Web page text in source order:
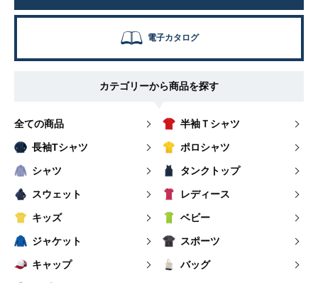
電子カタログ
カテゴリーから商品を探す
全ての商品 半袖Ｔシャツ
長袖Tシャツ ポロシャツ
シャツ タンクトップ
スウェット レディース
キッズ ベビー
ジャケット スポーツ
キャップ バッグ